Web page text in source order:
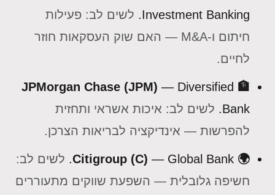
Investment Banking.
לשים לב: פעילות
חיתום ו-M&A — האם שוק העסקאות חוזר
לחיים.
🏦 JPMorgan Chase (JPM)
— Diversified
Bank.
לשים לב: איכות אשראי ותחזית
להפרשות — אינדיקציה לבריאות הצרכן.
🌍 Citigroup (C)
— Global Bank.
לשים לב:
חשיפה גלובלית — השפעת שווקים מתעוררים